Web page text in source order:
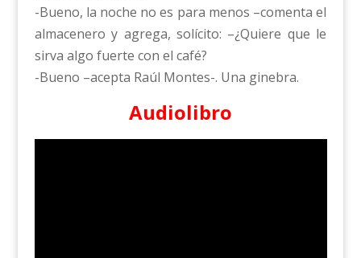
-Bueno, la noche no es para menos –comenta el
almacenero y agrega, solícito: –¿Quiere que le
sirva algo fuerte con el café?
-Bueno –acepta Raúl Montes-. Una ginebra.
Audiolibro